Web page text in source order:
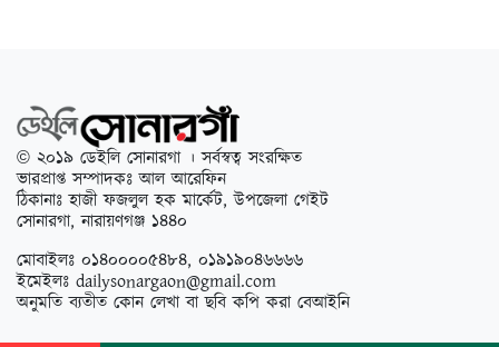
© ২০১৯ ডেইলি সোনারগা । সর্বস্বত্ব সংরক্ষিত
ভারপ্রাপ্ত সম্পাদকঃ আল আরেফিন
ঠিকানাঃ হাজী ফজলুল হক মার্কেট, উপজেলা গেইট
সোনারগা, নারায়ণগঞ্জ ১৪৪০
মোবাইলঃ ০১৪০০০০৫৪৮৪, ০১৯১৯০৪৬৬৬৬
ইমেইলঃ dailysonargaon@gmail.com
অনুমতি ব্যতীত কোন লেখা বা ছবি কপি করা বেআইনি